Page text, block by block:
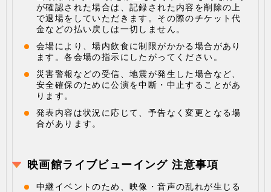
が確認された場合は、記録された内容を削除の上
で退場をしていただきます。その際のチケット代
金などの払い戻しは一切しません。
会場により、場内飲食に制限がかかる場合があり
ます。各会場の指示にしたがってください。
災害警報などの受信、地震が発生した場合など、
安全確保のために公演を中断・中止することがあ
ります。
発表内容は状況に応じて、予告なく変更となる場
合があります。
映画館ライブビューイング 注意事項
中継イベントのため、映像・音声の乱れが生じる